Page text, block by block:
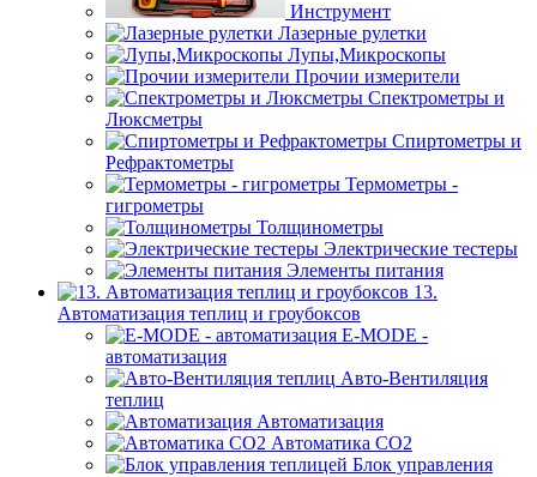
Инструмент
Лазерные рулетки
Лупы,Микроскопы
Прочии измерители
Спектрометры и
Люксметры
Спиртометры и
Рефрактометры
Термометры -
гигрометры
Толщинометры
Электрические тестеры
Элементы питания
13.
Автоматизация теплиц и гроубоксов
E-MODE -
автоматизация
Авто-Вентиляция
теплиц
Автоматизация
Автоматика СО2
Блок управления